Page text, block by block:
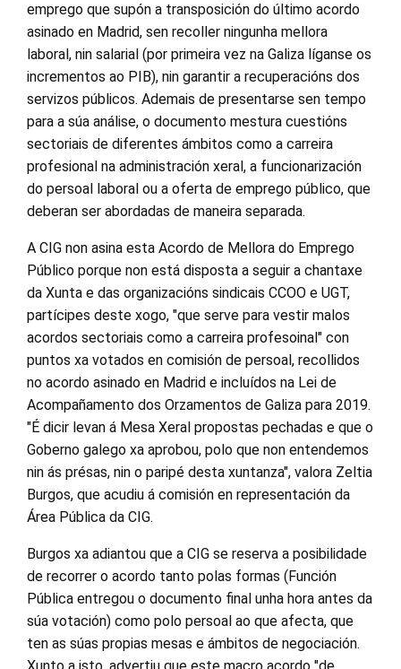
emprego que supón a transposición do último acordo
asinado en Madrid, sen recoller ningunha mellora
laboral, nin salarial (por primeira vez na Galiza líganse os
incrementos ao PIB), nin garantir a recuperacións dos
servizos públicos. Ademais de presentarse sen tempo
para a súa análise, o documento mestura cuestións
sectoriais de diferentes ámbitos como a carreira
profesional na administración xeral, a funcionarización
do persoal laboral ou a oferta de emprego público, que
deberan ser abordadas de maneira separada.
A CIG non asina esta Acordo de Mellora do Emprego
Público porque non está disposta a seguir a chantaxe
da Xunta e das organizacións sindicais CCOO e UGT,
partícipes deste xogo, "que serve para vestir malos
acordos sectoriais como a carreira profesoinal" con
puntos xa votados en comisión de persoal, recollidos
no acordo asinado en Madrid e incluídos na Lei de
Acompañamento dos Orzamentos de Galiza para 2019.
"É dicir levan á Mesa Xeral propostas pechadas e que o
Goberno galego xa aprobou, polo que non entendemos
nin ás présas, nin o paripé desta xuntanza", valora Zeltia
Burgos, que acudiu á comisión en representación da
Área Pública da CIG.
Burgos xa adiantou que a CIG se reserva a posibilidade
de recorrer o acordo tanto polas formas (Función
Pública entregou o documento final unha hora antes da
súa votación) como polo persoal ao que afecta, que
ten as súas propias mesas e ámbitos de negociación.